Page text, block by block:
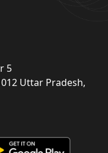
5
Uttar Pradesh,